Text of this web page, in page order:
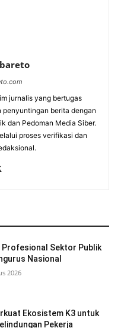
jurnalis yang bertugas
berita dengan
dan Pedoman Media Siber.
proses verifikasi dan
Profesional Sektor Publik
Nasional
2026
Ekosistem K3 untuk
Pekerja